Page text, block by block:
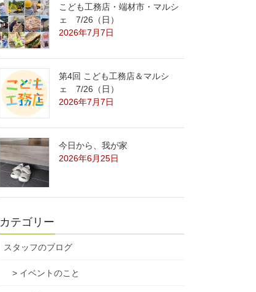
こども工務店・端材市・マルシ
ェ 7/26（日）
2026年7月7日
第4回 こども工務店＆マルシ
ェ 7/26（日）
2026年7月7日
今日から、我が家
2026年6月25日
カテゴリー
スタッフのブログ
> イベントのこと